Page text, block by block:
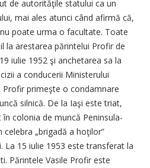
de autorităţile statului ca un
mai ales atunci când afirmă că,
poate urma o facultate. Toate
la arestarea părintelui Profir de
iulie 1952 şi anchetarea sa la
a conducerii Ministerului
primeşte o condamnare
silnică. De la Iaşi este triat,
colonia de muncă Peninsula-
celebra „brigadă a hoţilor”
La 15 iulie 1953 este transferat la
Părintele Vasile Profir este